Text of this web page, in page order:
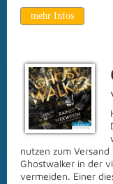
mehr Infos
nutzen zum
Ghostwalker in der
vermeiden. Einer